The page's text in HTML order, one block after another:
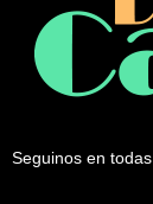
Seguinos en